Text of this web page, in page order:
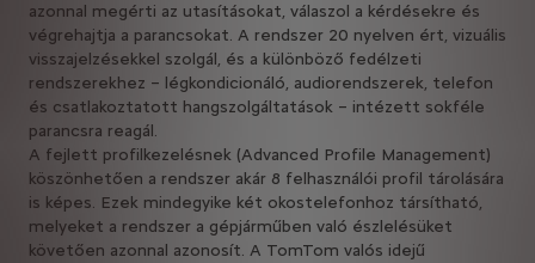
azonnal megérti az utasításokat, válaszol a kérdésekre és
végrehajtja a parancsokat. A rendszer 20 nyelven ért, vizuális
visszajelzésekkel szolgál, és a különböző fedélzeti
rendszerekhez – légkondicionáló, audiorendszerek, telefon
és csatlakoztatott hangszolgáltatások – intézett sokféle
parancsra reagál.
A fejlett profilkezelésnek (Advanced Profile Management)
köszönhetően a rendszer akár 8 felhasználói profil tárolására
is képes. Ezek mindegyike két okostelefonhoz társítható,
melyeket a rendszer a gépjárműben való észlelésüket
követően azonnal azonosít. A TomTom valós idejű